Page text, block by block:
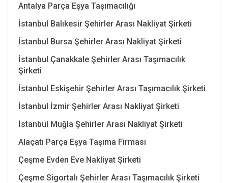
Antalya Parça Eşya Taşımacılığı
İstanbul Balıkesir Şehirler Arası Nakliyat Şirketi
İstanbul Bursa Şehirler Arası Nakliyat Şirketi
İstanbul Çanakkale Şehirler Arası Taşımacılık
Şirketi
İstanbul Eskişehir Şehirler Arası Taşımacılık Şirketi
İstanbul İzmir Şehirler Arası Nakliyat Şirketi
İstanbul Muğla Şehirler Arası Nakliyat Şirketi
Alaçatı Parça Eşya Taşıma Firması
Çeşme Evden Eve Nakliyat Şirketi
Çeşme Sigortalı Şehirler Arası Taşımacılık Şirketi